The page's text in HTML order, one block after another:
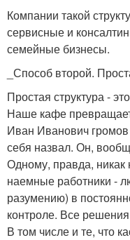
Компании такой
сервисные и
семейные бизнесы.
_Способ второй.
Простая структура -
Наше кафе
Иван Иванович громов
себя назвал. Он,
Одному, правда, никак
наемные работники -
разумению) в
контроле. Все
В том числе и те, что